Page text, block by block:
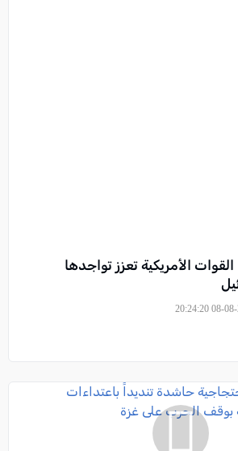
الأمريكية تعزز تواجدها